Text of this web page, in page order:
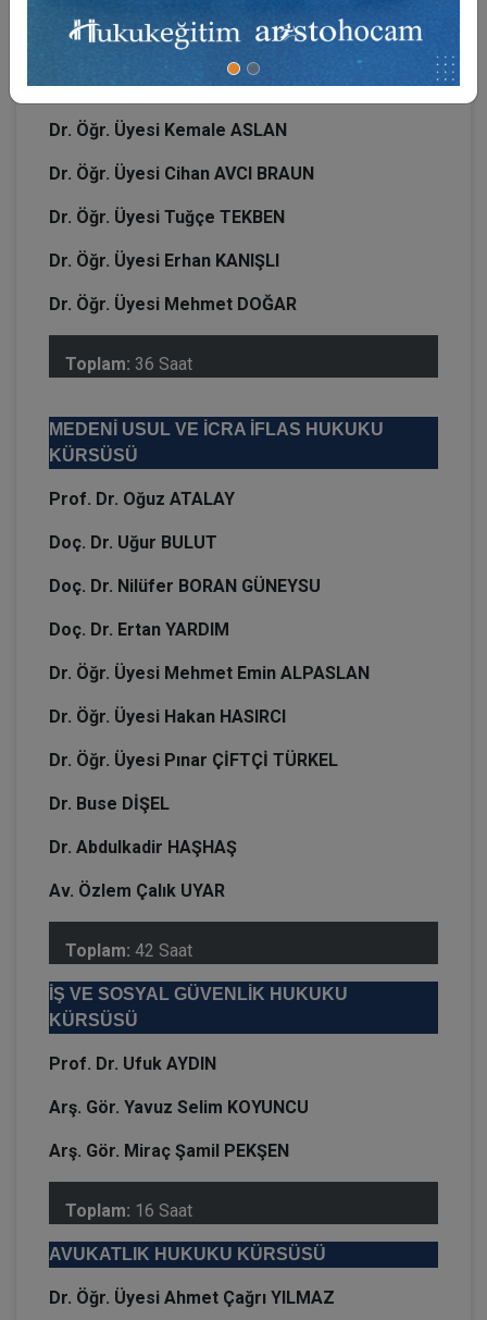
Doç. Dr. Ayşen Çilenti KONURALP
Dr. Öğr. Üyesi Hande DENİZ
Dr. Öğr. Üyesi Kemale ASLAN
Dr. Öğr. Üyesi Cihan AVCI BRAUN
Dr. Öğr. Üyesi Tuğçe TEKBEN
Dr. Öğr. Üyesi Erhan KANIŞLI
Dr. Öğr. Üyesi Mehmet DOĞAR
Toplam: 36 Saat
MEDENİ USUL VE İCRA İFLAS HUKUKU
KÜRSÜSÜ
Prof. Dr. Oğuz ATALAY
Doç. Dr. Uğur BULUT
Doç. Dr. Nilüfer BORAN GÜNEYSU
Doç. Dr. Ertan YARDIM
Dr. Öğr. Üyesi Mehmet Emin ALPASLAN
Dr. Öğr. Üyesi Hakan HASIRCI
Dr. Öğr. Üyesi Pınar ÇİFTÇİ TÜRKEL
Dr. Buse DİŞEL
Dr. Abdulkadir HAŞHAŞ
Av. Özlem Çalık UYAR
Toplam: 42 Saat
İŞ VE SOSYAL GÜVENLİK HUKUKU
KÜRSÜSÜ
Prof. Dr. Ufuk AYDIN
Arş. Gör. Yavuz Selim KOYUNCU
Arş. Gör. Miraç Şamil PEKŞEN
Toplam: 16 Saat
AVUKATLIK HUKUKU KÜRSÜSÜ
Dr. Öğr. Üyesi Ahmet Çağrı YILMAZ